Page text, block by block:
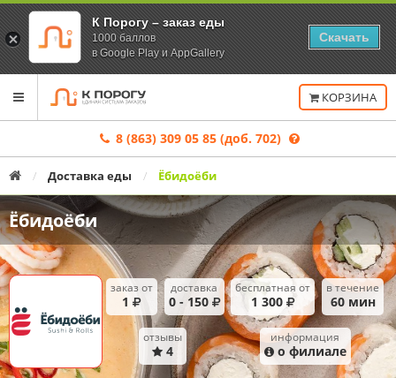
Переключить
КОРЗИНА
8 (863) 309 05 85 (доб. 702)
ГлавнаяДоставка еды Ёбидоёби
Ёбидоёби
Условия
доставки
заказ от
1
доставка
0 - 150
бесплатная от
1 300
в течение
60 мин
отзывы
4
информация
о филиале
К Порогу – заказ еды
1000 баллов
в Google Play и AppGallery
Скачать